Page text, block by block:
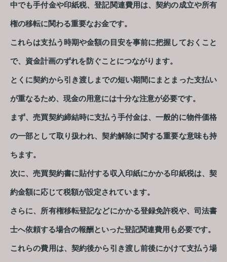
中でも手付金や印紙税、登記関連費用は、契約の成立や所有
権の移転に関わる重要なお金です。
これらは支払う時期や金額の目安を事前に把握しておくこと
で、資金計画のずれを防ぐことにつながります。
とくに契約から引き渡しまでの短い期間にまとまった支払い
が重なるため、現金の用意には十分な注意が必要です。
まず、売買契約締結時に支払う手付金は、一般的に物件価格
の一部として取り扱われ、契約解除に関する重要な意味も持
ちます。
次に、売買契約書に貼付する収入印紙にかかる印紙税は、契
約金額に応じて税額が設定されています。
さらに、所有権移転登記などにかかる登録免許税や、司法書
士へ依頼する場合の報酬といった登記関連費用も必要です。
これらの費用は、契約後から引き渡し前後にかけて支払う場